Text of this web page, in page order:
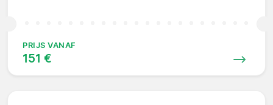
PRIJS VANAF
151 €